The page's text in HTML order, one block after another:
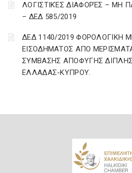
ΛΟΓΙΣΤΙΚΈΣ ΔΙΑΦΟΡΈΣ – ΜΗ
– ΔΕΔ 585/2019
ΔΕΔ 1140/2019 ΦΟΡΟΛΟΓΙΚΗ
ΕΙΣΟΔΗΜΑΤΟΣ ΑΠΟ
ΣΥΜΒΑΣΗΣ ΑΠΟΦΥΓΗΣ
ΕΛΛΑΔΑΣ-ΚΥΠΡΟΥ.